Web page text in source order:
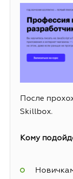
После
Skillbox.
Кому